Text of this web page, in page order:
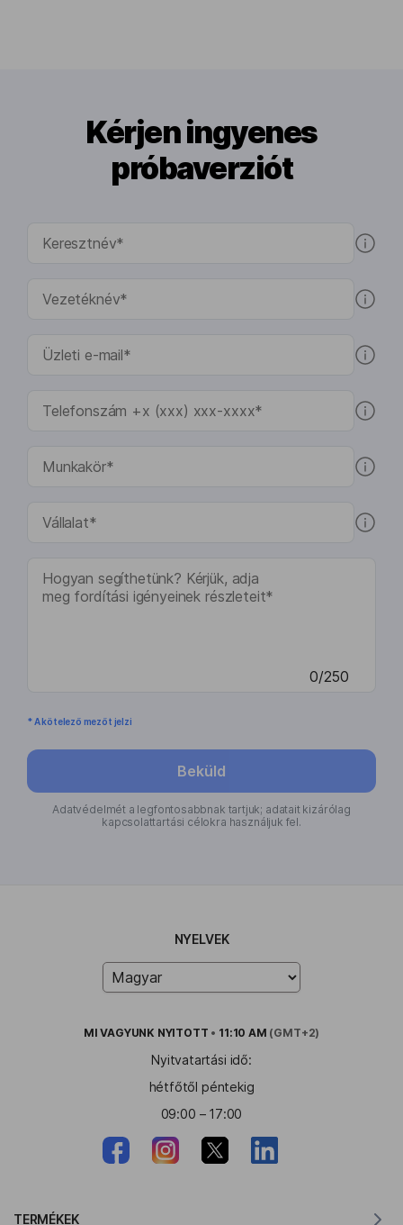
Kérjen ingyenes
próbaverziót
0/250
* A kötelező mezőt jelzi
Beküld
Adatvédelmét a legfontosabbnak tartjuk; adatait kizárólag
kapcsolattartási célokra használjuk fel.
NYELVEK
MI VAGYUNK NYITOTT • 11:10 AM (GMT+2)
Nyitvatartási idő:
hétfőtől péntekig
09:00 – 17:00
TERMÉKEK